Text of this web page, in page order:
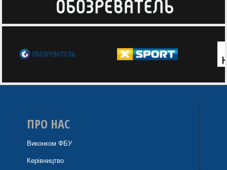
ПРО НАС
Виконком ФБУ
Керівництво